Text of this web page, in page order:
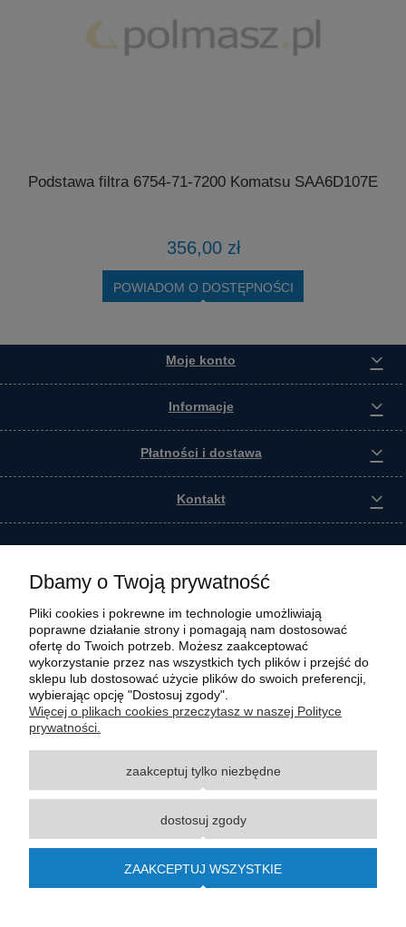
Podstawa filtra 6754-71-7200 Komatsu SAA6D107E
356,00 zł
POWIADOM O DOSTĘPNOŚCI
Moje konto
Informacje
Płatności i dostawa
Kontakt
Wszystkie materiały graficzne i zdjęciowe zamieszczone na stronie internetowej polmasz.pl
są prawnie chronione i stanowią własność intelektualną polmasz.pl. Jakiekolwiek
z zastrzeżeniem korzystania o charakterze niekomercyjnym dla użytku osobistego, ze
wskazaniem źródła. Nazwy Carraro, Case, Cat, Caterpillar, Dana Spicer, Doosan, Komatsu,
znakami towarowymi odpowiednich producentów oryginalnego sprzętu. Wszystkie nazwy,
opisy, numery i symbole zostały użyte wyłącznie w celach informacyjnych lub
wymienionych marek i producentów.
Dbamy o Twoją prywatność
Pliki cookies i pokrewne im technologie umożliwiają
poprawne działanie strony i pomagają nam dostosować
ofertę do Twoich potrzeb. Możesz zaakceptować
wykorzystanie przez nas wszystkich tych plików i przejść do
sklepu lub dostosować użycie plików do swoich preferencji,
wybierając opcję "Dostosuj zgody".
Więcej o plikach cookies przeczytasz w naszej Polityce
prywatności.
zaakceptuj tylko niezbędne
dostosuj zgody
ZAAKCEPTUJ WSZYSTKIE